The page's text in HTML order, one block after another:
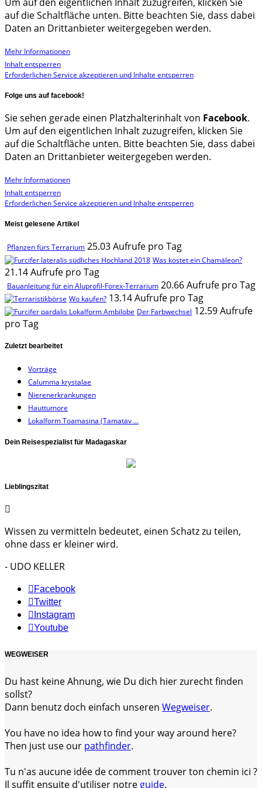
auf die Schaltfläche unten. Bitte beachten Sie, dass dabei
Daten an Drittanbieter weitergegeben werden.
Mehr Informationen
Inhalt entsperren
Erforderlichen Service akzeptieren und Inhalte entsperren
Folge uns auf facebook!
Sie sehen gerade einen Platzhalterinhalt von Facebook.
Um auf den eigentlichen Inhalt zuzugreifen, klicken Sie
auf die Schaltfläche unten. Bitte beachten Sie, dass dabei
Daten an Drittanbieter weitergegeben werden.
Mehr Informationen
Inhalt entsperren
Erforderlichen Service akzeptieren und Inhalte entsperren
Meist gelesene Artikel
Pflanzen fürs Terrarium 25.03 Aufrufe pro Tag
Was kostet ein Chamäleon?
21.14 Aufrufe pro Tag
Bauanleitung für ein Aluprofil-Forex-Terrarium 20.66 Aufrufe pro Tag
Wo kaufen? 13.14 Aufrufe pro Tag
Der Farbwechsel 12.59 Aufrufe
pro Tag
Zuletzt bearbeitet
Vorträge
Calumma krystalae
Nierenerkrankungen
Hauttumore
Lokalform Toamasina (Tamatav ...
Dein Reisespezialist für Madagaskar
Lieblingszitat
Wissen zu vermitteln bedeutet, einen Schatz zu teilen,
ohne dass er kleiner wird.
- UDO KELLER
Facebook
Twitter
Instagram
Youtube
WEGWEISER
Du hast keine Ahnung, wie Du dich hier zurecht finden
sollst?
Dann benutz doch einfach unseren Wegweiser.
You have no idea how to find your way around here?
Then just use our pathfinder.
Tu n'as aucune idée de comment trouver ton chemin ici ?
Il suffit ensuite d'utiliser notre guide.